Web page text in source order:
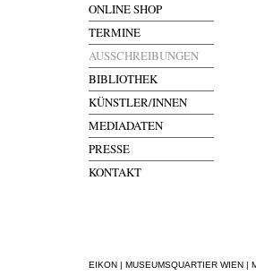
ONLINE SHOP
TERMINE
AUSSCHREIBUNGEN
BIBLIOTHEK
KÜNSTLER/INNEN
MEDIADATEN
PRESSE
KONTAKT
EIKON | MUSEUMSQUARTIER WIEN